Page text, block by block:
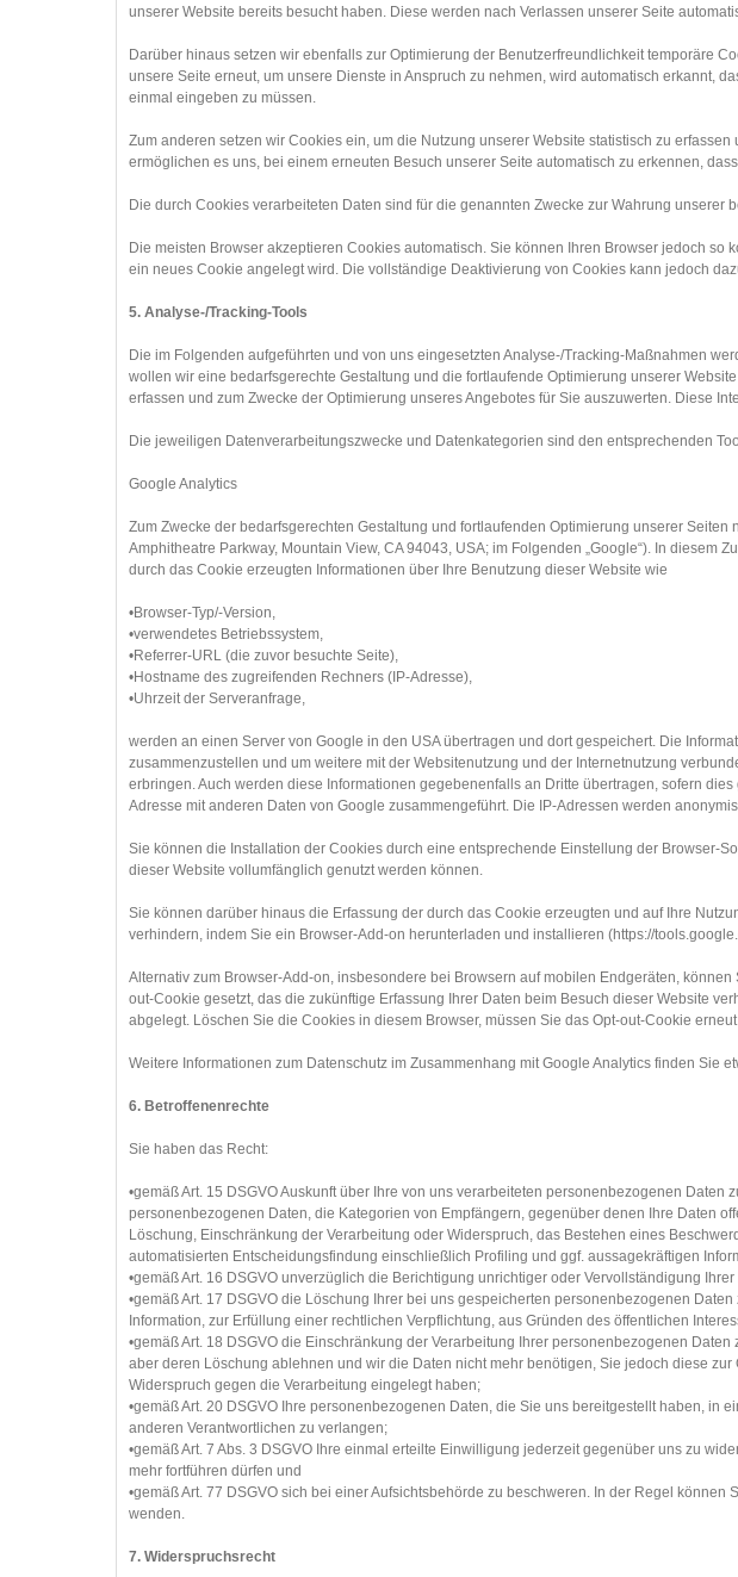
unserer Website bereits besucht haben. Diese werden nach Verlassen unserer Seite
Darüber hinaus setzen wir ebenfalls zur Optimierung der Benutzerfreundlichkeit temporäre
unsere Seite erneut, um unsere Dienste in Anspruch zu nehmen, wird automatisch erkannt,
einmal eingeben zu müssen.
Zum anderen setzen wir Cookies ein, um die Nutzung unserer Website statistisch zu
ermöglichen es uns, bei einem erneuten Besuch unserer Seite automatisch zu erkennen,
Die durch Cookies verarbeiteten Daten sind für die genannten Zwecke zur Wahrung unserer
Die meisten Browser akzeptieren Cookies automatisch. Sie können Ihren Browser jedoch
ein neues Cookie angelegt wird. Die vollständige Deaktivierung von Cookies kann jedoch
5. Analyse-/Tracking-Tools
Die im Folgenden aufgeführten und von uns eingesetzten Analyse-/Tracking-Maßnahmen
wollen wir eine bedarfsgerechte Gestaltung und die fortlaufende Optimierung unserer
erfassen und zum Zwecke der Optimierung unseres Angebotes für Sie auszuwerten. Diese
Die jeweiligen Datenverarbeitungszwecke und Datenkategorien sind den entsprechenden
Google Analytics
Zum Zwecke der bedarfsgerechten Gestaltung und fortlaufenden Optimierung unserer
Amphitheatre Parkway, Mountain View, CA 94043, USA; im Folgenden „Google“). In
durch das Cookie erzeugten Informationen über Ihre Benutzung dieser Website wie
•Browser-Typ/-Version,
•verwendetes Betriebssystem,
•Referrer-URL (die zuvor besuchte Seite),
•Hostname des zugreifenden Rechners (IP-Adresse),
•Uhrzeit der Serveranfrage,
werden an einen Server von Google in den USA übertragen und dort gespeichert. Die
zusammenzustellen und um weitere mit der Websitenutzung und der Internetnutzung
erbringen. Auch werden diese Informationen gegebenenfalls an Dritte übertragen, sofern
Adresse mit anderen Daten von Google zusammengeführt. Die IP-Adressen werden
Sie können die Installation der Cookies durch eine entsprechende Einstellung der Browser-
dieser Website vollumfänglich genutzt werden können.
Sie können darüber hinaus die Erfassung der durch das Cookie erzeugten und auf Ihre
verhindern, indem Sie ein Browser-Add-on herunterladen und installieren (https://
Alternativ zum Browser-Add-on, insbesondere bei Browsern auf mobilen Endgeräten,
out-Cookie gesetzt, das die zukünftige Erfassung Ihrer Daten beim Besuch dieser Website
abgelegt. Löschen Sie die Cookies in diesem Browser, müssen Sie das Opt-out-Cookie
Weitere Informationen zum Datenschutz im Zusammenhang mit Google Analytics finden
6. Betroffenenrechte
Sie haben das Recht:
•gemäß Art. 15 DSGVO Auskunft über Ihre von uns verarbeiteten personenbezogenen
personenbezogenen Daten, die Kategorien von Empfängern, gegenüber denen Ihre Daten
Löschung, Einschränkung der Verarbeitung oder Widerspruch, das Bestehen eines
automatisierten Entscheidungsfindung einschließlich Profiling und ggf. aussagekräftigen
•gemäß Art. 16 DSGVO unverzüglich die Berichtigung unrichtiger oder Vervollständigung
•gemäß Art. 17 DSGVO die Löschung Ihrer bei uns gespeicherten personenbezogenen
Information, zur Erfüllung einer rechtlichen Verpflichtung, aus Gründen des öffentlichen
•gemäß Art. 18 DSGVO die Einschränkung der Verarbeitung Ihrer personenbezogenen
aber deren Löschung ablehnen und wir die Daten nicht mehr benötigen, Sie jedoch diese
Widerspruch gegen die Verarbeitung eingelegt haben;
•gemäß Art. 20 DSGVO Ihre personenbezogenen Daten, die Sie uns bereitgestellt haben,
anderen Verantwortlichen zu verlangen;
•gemäß Art. 7 Abs. 3 DSGVO Ihre einmal erteilte Einwilligung jederzeit gegenüber uns zu
mehr fortführen dürfen und
•gemäß Art. 77 DSGVO sich bei einer Aufsichtsbehörde zu beschweren. In der Regel
wenden.
7. Widerspruchsrecht